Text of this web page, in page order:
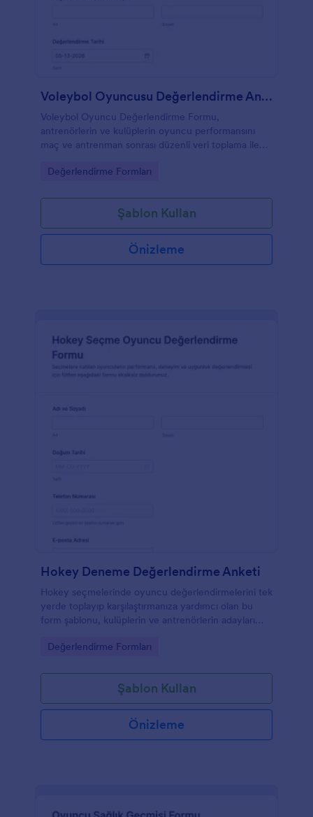
Voleybol Oyuncusu Değerlendirme Anketi
Voleybol Oyuncu Değerlendirme Formu,
antrenörlerin ve kulüplerin oyuncu performansını
maç ve antrenman sonrası düzenli veri toplama ile
gelişimi takip etmesine yardımcı olur.
Go to Category:
Değerlendirme Formları
Şablon Kullan
Önizleme
Hokey Deneme Değerlendirme Anketi
Hokey seçmelerinde oyuncu değerlendirmelerini tek
yerde toplayıp karşılaştırmanıza yardımcı olan bu
form şablonu, kulüplerin ve antrenörlerin adayları
Go to Category:
Değerlendirme Formları
Şablon Kullan
Önizleme